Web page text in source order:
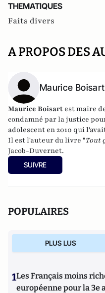
THEMATIQUES
Faits divers
A PROPOS DES
Maurice Boisart
Maurice Boisart est maire
condamné par la justice
adolescent en 2010 qui
Il est l'auteur du livre "Tout
Jacob-Duvernet.
SUIVRE
POPULAIRES
PLUS LUS
1Les Français moins
européenne pour la 3e